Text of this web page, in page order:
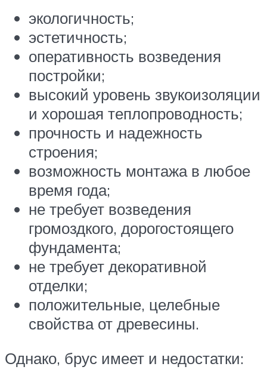
экологичность;
эстетичность;
оперативность возведения
постройки;
высокий уровень звукоизоляции
и хорошая теплопроводность;
прочность и надежность
строения;
возможность монтажа в любое
время года;
не требует возведения
громоздкого, дорогостоящего
фундамента;
не требует декоративной
отделки;
положительные, целебные
свойства от древесины.
Однако, брус имеет и недостатки: